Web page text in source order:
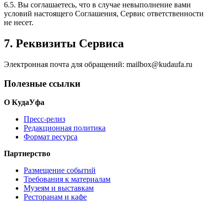
6.5. Вы соглашаетесь, что в случае невыполнение вами
условий настоящего Соглашения, Сервис ответственности
не несет.
7. Реквизиты Сервиса
Электронная почта для обращений: mailbox@kudaufa.ru
Полезные ссылки
О КудаУфа
Пресс-релиз
Редакционная политика
Формат ресурса
Партнерство
Размещение событий
Требования к материалам
Музеям и выставкам
Ресторанам и кафе